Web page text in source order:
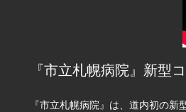
『市立札幌病院』新型
『市立札幌病院』は、道内初の